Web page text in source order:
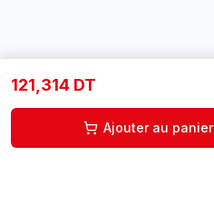
121,314 DT
Ajouter au panier